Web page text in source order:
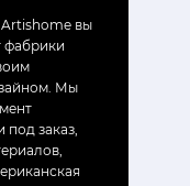
вы
фабрики
Мы
под заказ,